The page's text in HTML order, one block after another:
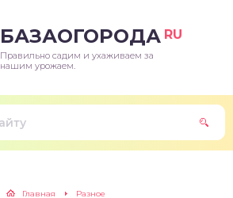
БАЗАОГОРОДА RU
Правильно садим и ухаживаем за
нашим урожаем.
Главная Разное